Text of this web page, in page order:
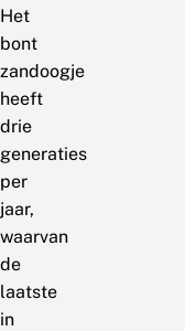
Het
bont
zandoogje
heeft
drie
generaties
per
jaar,
waarvan
de
laatste
in